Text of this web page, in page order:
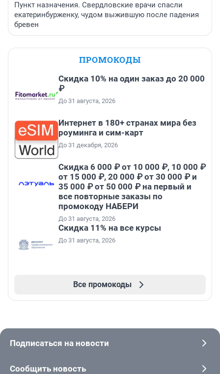
Пункт назначения. Свердловские врачи спасли
екатеринбурженку, чудом выжившую после падения
бревен
ПРОМОКОДЫ
Скидка 10% на один заказ до 20 000
₽
До 31 августа, 2026
Интернет в 180+ странах мира без
роуминга и сим-карт
До 31 декабря, 2026
Скидка 6 000 ₽ от 10 000 ₽, 10 000 ₽
от 15 000 ₽, 20 000 ₽ от 30 000 ₽ и
35 000 ₽ от 50 000 ₽ на первый и
все повторные заказы по
промокоду НАБЕРИ
До 31 августа, 2026
Скидка 11% на все курсы
До 31 августа, 2026
Все промокоды
Подписаться на новости
Сообщить новость